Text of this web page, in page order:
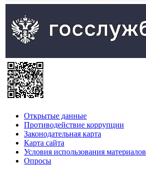
Открытые данные
Противодействие коррупции
Законодательная карта
Карта сайта
Условия использования материалов
Опросы